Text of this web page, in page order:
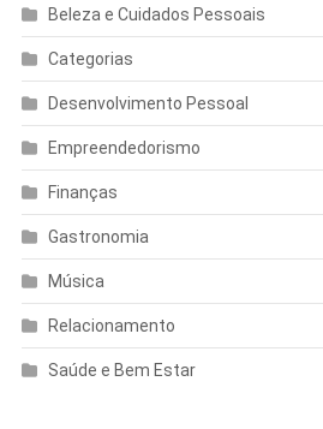
Beleza e Cuidados Pessoais
Categorias
Desenvolvimento Pessoal
Empreendedorismo
Finanças
Gastronomia
Música
Relacionamento
Saúde e Bem Estar